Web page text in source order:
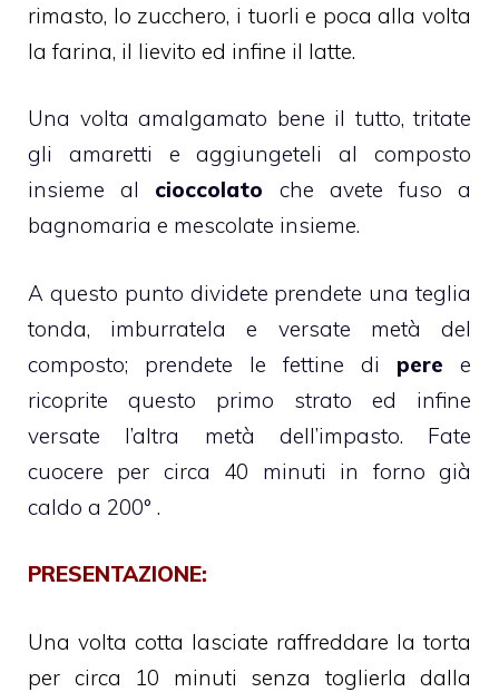
rimasto, lo zucchero, i tuorli e poca alla volta
la farina, il lievito ed infine il latte.
Una volta amalgamato bene il tutto, tritate
gli amaretti e aggiungeteli al composto
insieme al cioccolato che avete fuso a
bagnomaria e mescolate insieme.
A questo punto dividete prendete una teglia
tonda, imburratela e versate metà del
composto; prendete le fettine di pere e
ricoprite questo primo strato ed infine
versate l’altra metà dell’impasto. Fate
cuocere per circa 40 minuti in forno già
caldo a 200° .
PRESENTAZIONE:
Una volta cotta lasciate raffreddare la torta
per circa 10 minuti senza toglierla dalla